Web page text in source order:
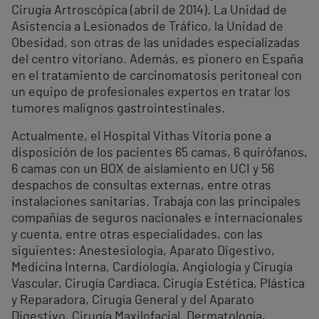
Cirugía Artroscópica (abril de 2014). La Unidad de
Asistencia a Lesionados de Tráfico, la Unidad de
Obesidad, son otras de las unidades especializadas
del centro vitoriano. Además, es pionero en España
en el tratamiento de carcinomatosis peritoneal con
un equipo de profesionales expertos en tratar los
tumores malignos gastrointestinales.
Actualmente, el Hospital Vithas Vitoria pone a
disposición de los pacientes 65 camas, 6 quirófanos,
6 camas con un BOX de aislamiento en UCI y 56
despachos de consultas externas, entre otras
instalaciones sanitarias. Trabaja con las principales
compañías de seguros nacionales e internacionales
y cuenta, entre otras especialidades, con las
siguientes: Anestesiología, Aparato Digestivo,
Medicina Interna, Cardiología, Angiología y Cirugía
Vascular, Cirugía Cardiaca, Cirugía Estética, Plástica
y Reparadora, Cirugía General y del Aparato